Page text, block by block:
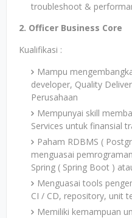
troubleshoot &
2. Officer Business Core
Kualifikasi :
Mampu
developer, Quality
Perusahaan
Mempunyai skill
Services untuk finansial
Paham RDBMS (
menguasai
Spring ( Spring Boot )
Menguasai tools
CI / CD, repository, unit
Memiliki kemampuan